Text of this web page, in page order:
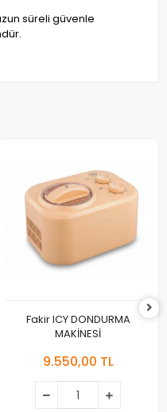
süreli güvenle
Fakir ICY DONDURMA
MAKİNESİ
9.550,00 TL